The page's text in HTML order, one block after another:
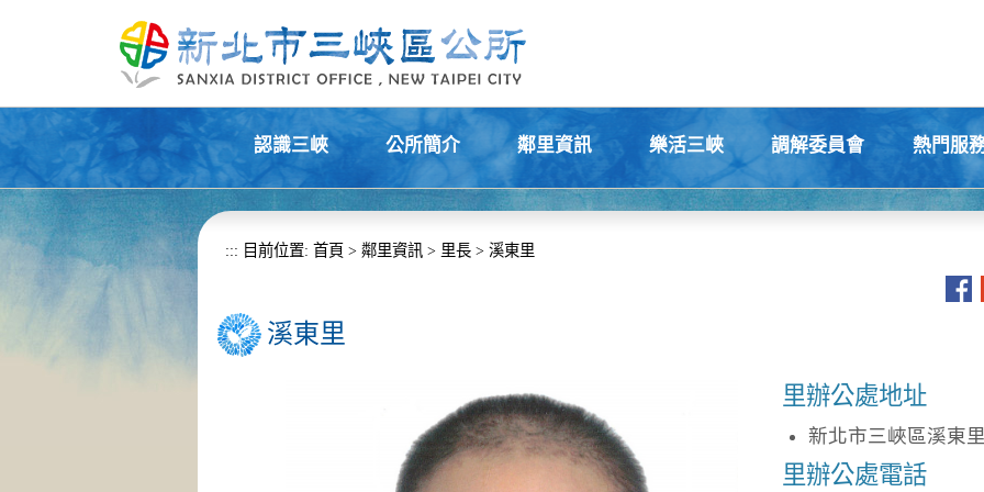
認識三峽
公所簡介
鄰里資訊
+
樂活三峽
調解委員會
熱門服
::: 目前位置: 首頁 > 鄰里資訊 > 里長 > 溪東里
溪東里
里辦公處地址
新北市三峽區溪東
里辦公處電話